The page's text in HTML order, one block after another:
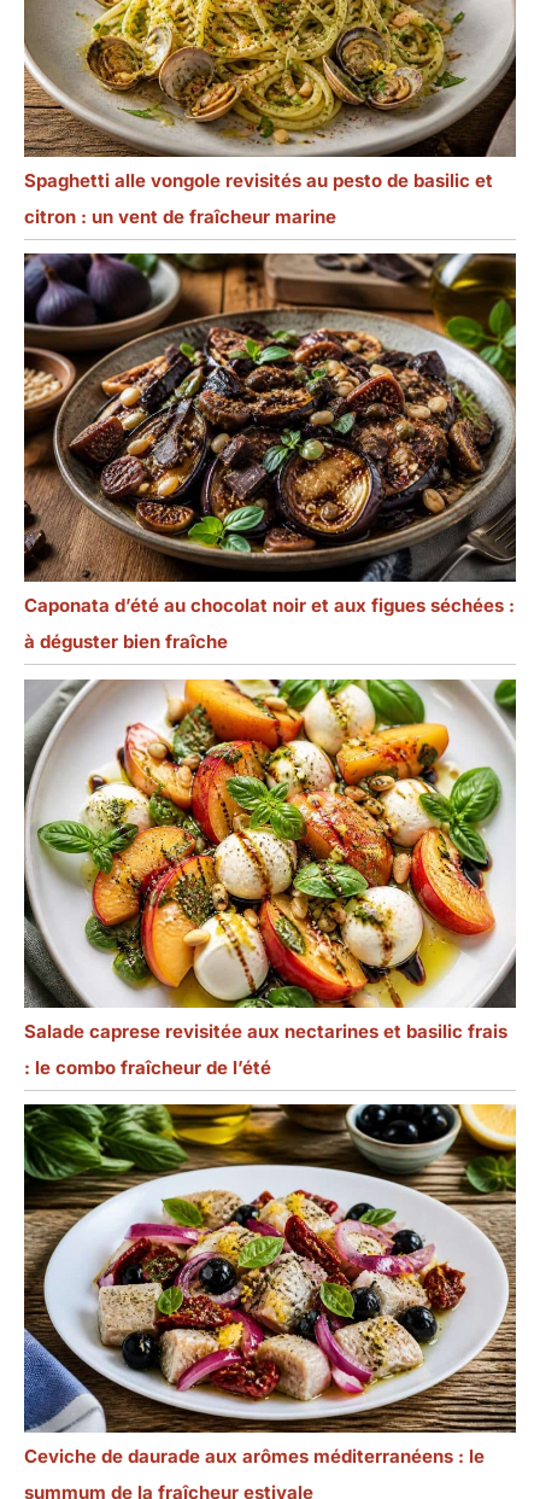
Spaghetti alle vongole revisités au pesto de basilic et
citron : un vent de fraîcheur marine
Caponata d’été au chocolat noir et aux figues séchées :
à déguster bien fraîche
Salade caprese revisitée aux nectarines et basilic frais
: le combo fraîcheur de l’été
Ceviche de daurade aux arômes méditerranéens : le
summum de la fraîcheur estivale